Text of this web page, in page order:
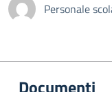
Personale